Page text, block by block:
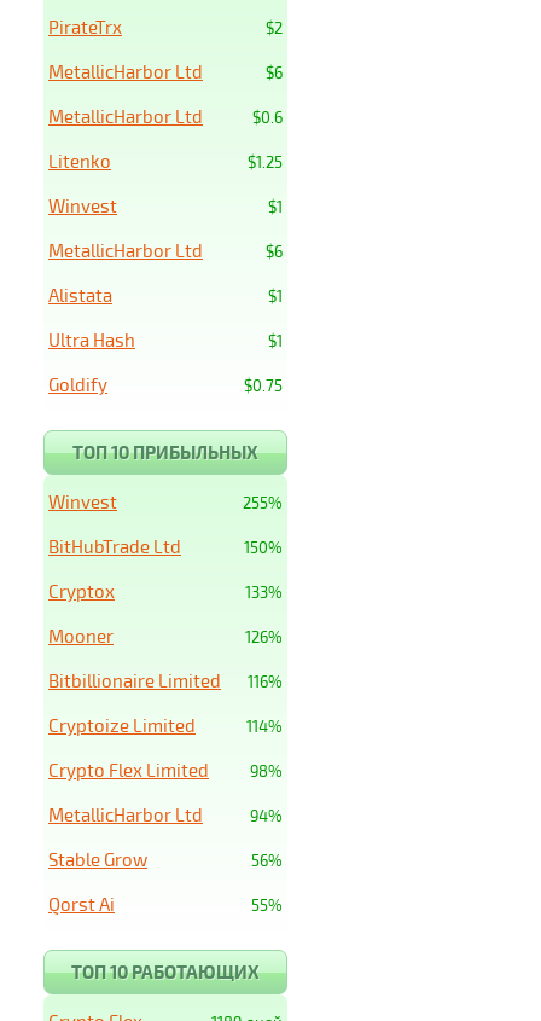
$2
PirateTrx
$6
MetallicHarbor Ltd
$0.6
MetallicHarbor Ltd
$1.25
Litenko
$1
Winvest
$6
MetallicHarbor Ltd
$1
Alistata
$1
Ultra Hash
$0.75
Goldify
ТОП 10 ПРИБЫЛЬНЫХ
255%
Winvest
150%
BitHubTrade Ltd
133%
Cryptox
126%
Mooner
116%
Bitbillionaire Limited
114%
Cryptoize Limited
98%
Crypto Flex Limited
94%
MetallicHarbor Ltd
56%
Stable Grow
55%
Qorst Ai
ТОП 10 РАБОТАЮЩИХ